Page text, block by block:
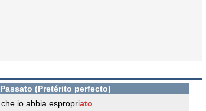
Passato (Pretérito perfecto)
che io abbia espropriato